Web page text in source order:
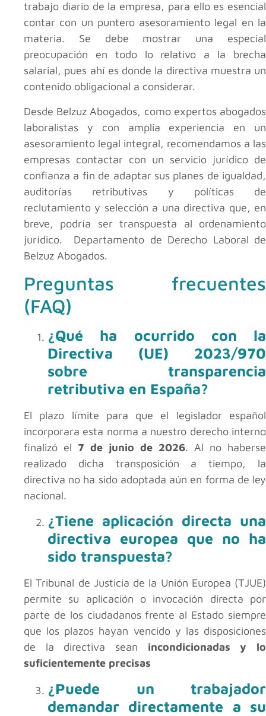
trabajo diario de la empresa, para ello es esencial
contar con un puntero asesoramiento legal en la
materia. Se debe mostrar una especial
preocupación en todo lo relativo a la brecha
salarial, pues ahí es donde la directiva muestra un
contenido obligacional a considerar.
Desde Belzuz Abogados, como expertos abogados
laboralistas y con amplia experiencia en un
asesoramiento legal integral, recomendamos a las
empresas contactar con un servicio jurídico de
confianza a fin de adaptar sus planes de igualdad,
auditorías retributivas y políticas de
reclutamiento y selección a una directiva que, en
breve, podría ser transpuesta al ordenamiento
jurídico. Departamento de Derecho Laboral de
Belzuz Abogados.
Preguntas frecuentes
(FAQ)
¿Qué ha ocurrido con la
Directiva (UE) 2023/970
sobre transparencia
retributiva en España?
El plazo límite para que el legislador español
incorporara esta norma a nuestro derecho interno
finalizó el 7 de junio de 2026. Al no haberse
realizado dicha transposición a tiempo, la
directiva no ha sido adoptada aún en forma de ley
nacional.
¿Tiene aplicación directa una
directiva europea que no ha
sido transpuesta?
El Tribunal de Justicia de la Unión Europea (TJUE)
permite su aplicación o invocación directa por
parte de los ciudadanos frente al Estado siempre
que los plazos hayan vencido y las disposiciones
de la directiva sean incondicionadas y lo
suficientemente precisas
¿Puede un trabajador
demandar directamente a su